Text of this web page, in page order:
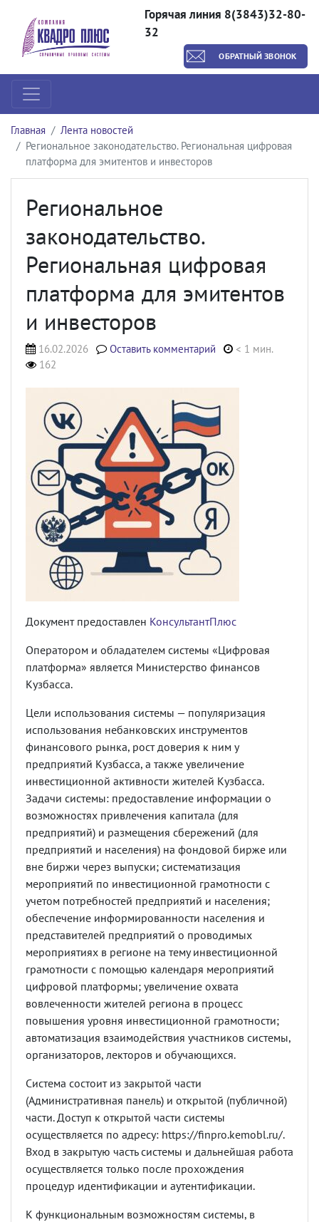
Горячая линия 8(3843)32-80-
32
ОБРАТНЫЙ ЗВОНОК
Главная
Лента новостей
Региональное законодательство. Региональная цифровая
платформа для эмитентов и инвесторов
Региональное
законодательство.
Региональная цифровая
платформа для эмитентов
и инвесторов
16.02.2026 Оставить комментарий
< 1 мин.
162
Документ предоставлен КонсультантПлюс
Оператором и обладателем системы «Цифровая
платформа» является Министерство финансов
Кузбасса.
Цели использования системы — популяризация
использования небанковских инструментов
финансового рынка, рост доверия к ним у
предприятий Кузбасса, а также увеличение
инвестиционной активности жителей Кузбасса.
Задачи системы: предоставление информации о
возможностях привлечения капитала (для
предприятий) и размещения сбережений (для
предприятий и населения) на фондовой бирже или
вне биржи через выпуски; систематизация
мероприятий по инвестиционной грамотности с
учетом потребностей предприятий и населения;
обеспечение информированности населения и
представителей предприятий о проводимых
мероприятиях в регионе на тему инвестиционной
грамотности с помощью календаря мероприятий
цифровой платформы; увеличение охвата
вовлеченности жителей региона в процесс
повышения уровня инвестиционной грамотности;
автоматизация взаимодействия участников системы,
организаторов, лекторов и обучающихся.
Система состоит из закрытой части
(Административная панель) и открытой (публичной)
части. Доступ к открытой части системы
осуществляется по адресу: https://finpro.kemobl.ru/.
Вход в закрытую часть системы и дальнейшая работа
осуществляется только после прохождения
процедур идентификации и аутентификации.
К функциональным возможностям системы, в